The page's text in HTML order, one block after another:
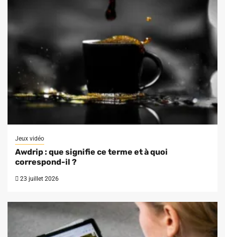
Jeux vidéo
Awdrip : que signifie ce terme et à quoi
correspond-il ?
23 juillet 2026